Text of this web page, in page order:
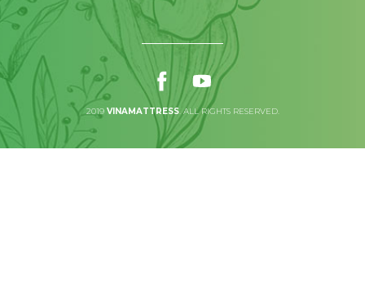
2019 VINAMATTRESS. ALL RIGHTS RESERVED.